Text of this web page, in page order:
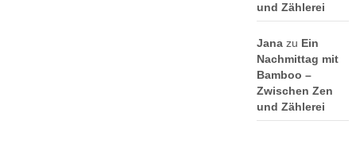
und Zählerei
Janazu Ein
Nachmittag mit
Bamboo –
Zwischen Zen
und Zählerei